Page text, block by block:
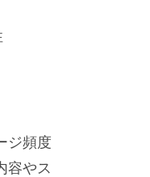
ジ頻度
容やス